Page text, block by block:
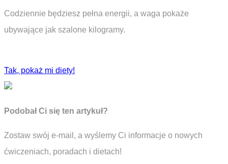
Codziennie będziesz pełna energii, a waga pokaże
ubywające jak szalone kilogramy.
Tak, pokaż mi diety!
Podobał Ci się ten artykuł?
Zostaw swój e-mail, a wyślemy Ci informacje o nowych
ćwiczeniach, poradach i dietach!